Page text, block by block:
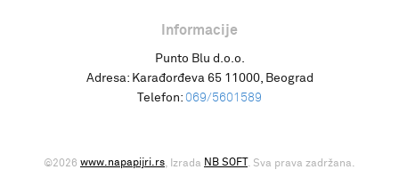
Informacije
Punto Blu d.o.o.
Adresa: Karađorđeva 65 11000, Beograd
Telefon: 069/5601589
©2026 www.napapijri.rs , Izrada NB SOFT . Sva prava zadržana.